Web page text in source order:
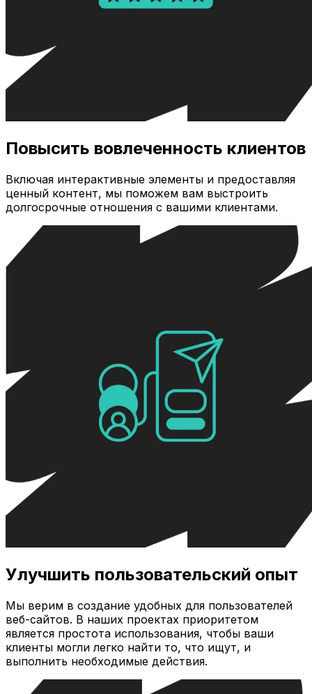
Повысить вовлеченность клиентов
Включая интерактивные элементы и предоставляя
ценный контент, мы поможем вам выстроить
долгосрочные отношения с вашими клиентами.
Улучшить пользовательский опыт
Мы верим в создание удобных для пользователей
веб-сайтов. В наших проектах приоритетом
является простота использования, чтобы ваши
клиенты могли легко найти то, что ищут, и
выполнить необходимые действия.